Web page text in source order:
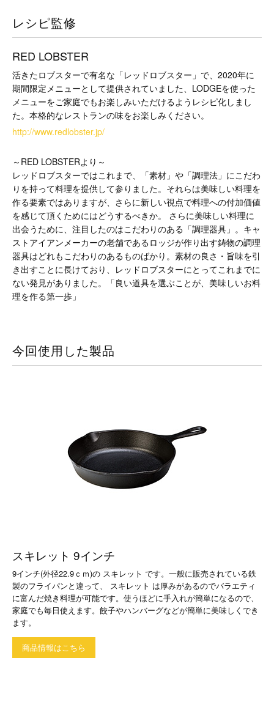
レシピ監修
RED LOBSTER
活きたロブスターで有名な「レッドロブスター」で、2020年に
期間限定メニューとして提供されていました、LODGEを使った
メニューをご家庭でもお楽しみいただけるようレシピ化しまし
た。本格的なレストランの味をお楽しみください。
http://www.redlobster.jp/
～RED LOBSTERより～
レッドロブスターではこれまで、「素材」や「調理法」にこだわ
りを持って料理を提供して参りました。それらは美味しい料理を
作る要素ではありますが、さらに新しい視点で料理への付加価値
を感じて頂くためにはどうするべきか。 さらに美味しい料理に
出会うために、注目したのはこだわりのある「調理器具」。キャ
ストアイアンメーカーの老舗であるロッジが作り出す鋳物の調理
器具はどれもこだわりのあるものばかり。素材の良さ・旨味を引
き出すことに長けており、レッドロブスターにとってこれまでに
ない発見がありました。「良い道具を選ぶことが、美味しいお料
理を作る第一歩」
今回使用した製品
スキレット 9インチ
9インチ(外径22.9ｃｍ)の スキレット です。一般に販売されている鉄
製のフライパンと違って、 スキレット は厚みがあるのでバラエティ
に富んだ焼き料理が可能です。使うほどに手入れが簡単になるので、
家庭でも毎日使えます。餃子やハンバーグなどが簡単に美味しくでき
ます。
商品情報はこちら